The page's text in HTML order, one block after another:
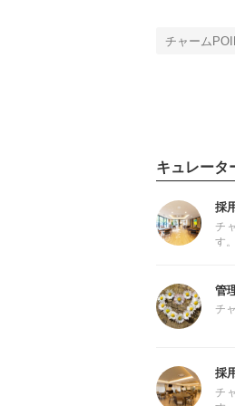
キュレータ
採
チ
す。
管
チ
採
チ